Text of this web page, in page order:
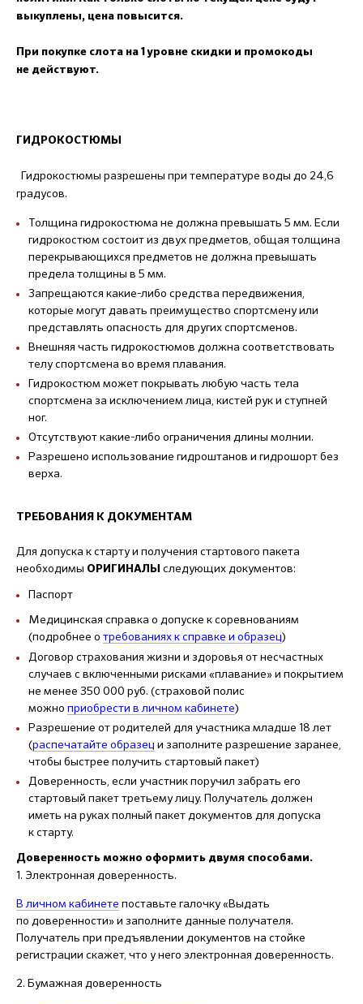
выкуплены, цена повысится.
При покупке слота на 1 уровне скидки и промокоды
не действуют.
ГИДРОКОСТЮМЫ
Гидрокостюмы разрешены при температуре воды до 24,6
градусов.
Толщина гидрокостюма не должна превышать 5 мм. Если
гидрокостюм состоит из двух предметов, общая толщина
перекрывающихся предметов не должна превышать
предела толщины в 5 мм.
Запрещаются какие-либо средства передвижения,
которые могут давать преимущество спортсмену или
представлять опасность для других спортсменов.
Внешняя часть гидрокостюмов должна соответствовать
телу спортсмена во время плавания.
Гидрокостюм может покрывать любую часть тела
спортсмена за исключением лица, кистей рук и ступней
ног.
Отсутствуют какие-либо ограничения длины молнии.
Разрешено использование гидроштанов и гидрошорт без
верха.
ТРЕБОВАНИЯ К ДОКУМЕНТАМ
Для допуска к старту и получения стартового пакета
необходимы ОРИГИНАЛЫ следующих документов:
Паспорт
Медицинская справка о допуске к соревнованиям
(подробнее о требованиях к справке и образец)
Договор страхования жизни и здоровья от несчастных
случаев с включенными рисками «плавание» и покрытием
не менее 350 000 руб. (страховой полис
можно приобрести в личном кабинете)
Разрешение от родителей для участника младше 18 лет
(распечатайте образец и заполните разрешение заранее,
чтобы быстрее получить стартовый пакет)
Доверенность, если участник поручил забрать его
стартовый пакет третьему лицу. Получатель должен
иметь на руках полный пакет документов для допуска
к старту.
Доверенность можно оформить двумя способами.
1. Электронная доверенность.
В личном кабинете поставьте галочку «Выдать
по доверенности» и заполните данные получателя.
Получатель при предъявлении документов на стойке
регистрации скажет, что у него электронная доверенность.
2. Бумажная доверенность